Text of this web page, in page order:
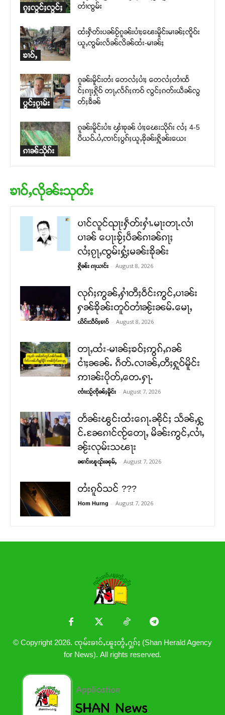
ၵူႈလွင်ႈလွင်ႈ
တၢႆၸွမ်း
ၶၢဝ်ႇ
ထႆးႁဵတ်းပၼ်ဝႂ်ၵူၼ်းပၢႆႈၽေးမိူင်းမၢၼ်ႈၸိူဝ်း
ယူႇၸွမ်းလႅၼ်လိၼ်ထႆး-မၢၼ်ႈ
ပွင်ႈၵႂၢမ်း
ၵူၼ်းမိူင်းတႆး တေလႆႈပၢႆႈ တေလႆႈတၢႆထႅ
င်ႈၵႃႈႁိုဝ် တႃႇလႅၵ်ႈဢဝ် လွင်ႈၵတ်းယဵၼ်လွ
တ်ႈၶဵၼ်
ၵၢၼ်သိုၵ်း
ၵူၼ်းမိူင်းပၢႆး ၾၢႆၶုၼ် ပၢႆႈၽေးသိုၵ်း လႆႈ 4-5
ပီယဝ်ႉပႆႇၸၢင်ႈပွၵ်ႈယူႇၶိုၼ်းႁိူၼ်းယေး
ၶၢဝ်ႇလိုၼ်းသုတ်း
ပၢင်လူင်ၺႃးႁဵတ်းႁၢႆႉမႃးတႃႉလၢႆ
ပၢၼ် ​​ပေႃးၶႂ်ႈပဵၼ်ၵၢၼ်ၵႃႈ
လႆႈၵႂႃႇၸွမ်းႁွႆႈမၼ်းၶိုၼ်း
ႁိုၼ်း ၵႃယၢင်း - August 8, 2026
လုၵ်ႈဢွၼ်ႇႁၢႆတီႈဝဵင်းဢွင်ႇပၢၼ်း
ႁၼ်ၶိုၼ်းတူဝ်တၢႆၼႂ်းၼမ်ႉမေႃႇ
ယိင်းသဵဝ်ႈၶၢဝ် - August 8, 2026
တႃႇထႆး-မၢၼ်ႈၶဝ်ႈဢွၵ်ႇၵၼ်
ငၢႆႈၼၼ်ႉ ၵဵတ်ႉလၢၼ်ႇတီႈႁူဝ်မိူင်း
ဢၢၼ်းပိုတ်ႇတေႉႁႃႉ
ၸၢႆးသႂ်ၸိုၼ်ႈမိူင်း - August 7, 2026
တႅၼ်းၽွင်းထႆးၵေႃႉၼိုင်ႈ သႅၼ်ႇႁွ
င်ႉၼႄၵၢင်ၸႂ်တေႃႇ မိၼ်းဢွင်ႇလၢႆႇ
ၼႂ်းလုမ်းသၽႃး
ၼၢင်းၽူၺ်းၼုမ်ႇ - August 7, 2026
တႆးၵူဝ်သင် ???
Hom Hurng - August 7, 2026
© Copyright 2026. ၸုမ်းၶၢဝ်ႇၽူႈတွႆႇႁွၵ်ႈ (Shan Herald Agency
for News). All rights reserved.